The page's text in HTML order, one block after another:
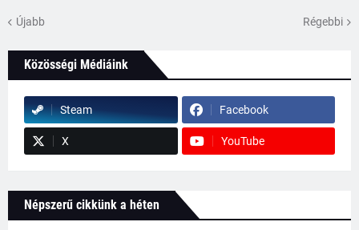
Újabb Régebbi
Közösségi Médiáink
Steam Facebook
X YouTube
Népszerű cikkünk a héten